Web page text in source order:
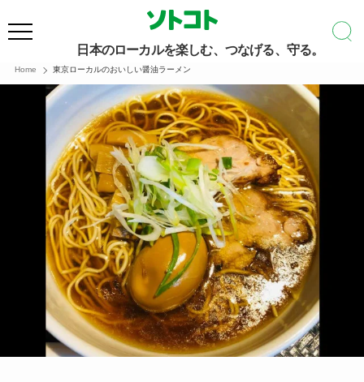
日本のローカルを楽しむ、つなげる、守る。
Home 東京ローカルのおいしい醤油ラーメン